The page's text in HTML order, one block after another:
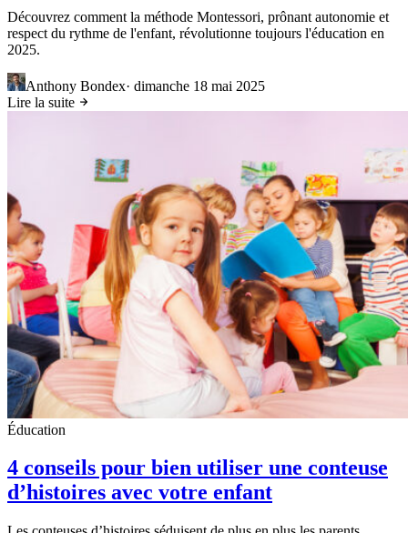
Découvrez comment la méthode Montessori, prônant autonomie et
respect du rythme de l'enfant, révolutionne toujours l'éducation en
2025.
Anthony Bondex· dimanche 18 mai 2025
Lire la suite
Éducation
4 conseils pour bien utiliser une conteuse
d’histoires avec votre enfant